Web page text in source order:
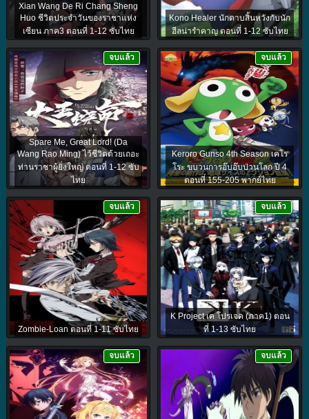
Xian Wang De Ri Chang Sheng
Huo ชีวิตประจำวันของราชาแห่ง
เซียน ภาค3 ตอนที่ 1-12 ซับไทย
Kono Healer นักดาบสิ้นหวังกับนัก
ฮีลน่ารำคาญ ตอนที่ 1-12 ซับไทย
Spare Me, Great Lord! (Da
Wang Rao Ming) ไว้ชีวิตด้วยเถอะ
ท่านราชาผู้ยิ่งใหญ่ ตอนที่ 1-12 ซับ
ไทย
จบแล้ว
Keroro Gunso 4th Season เคโร
โระ ขบวนการอ๊บอ๊บป่วนโลก ปี 4
ตอนที่ 155-205 พากย์ไทย
จบแล้ว
Zombie-Loan ตอนที่ 1-11 ซับไทย
จบแล้ว
K Project เค โปรเจค (ภาค1) ตอน
ที่ 1-13 ซับไทย
จบแล้ว
จบแล้ว จบแล้ว